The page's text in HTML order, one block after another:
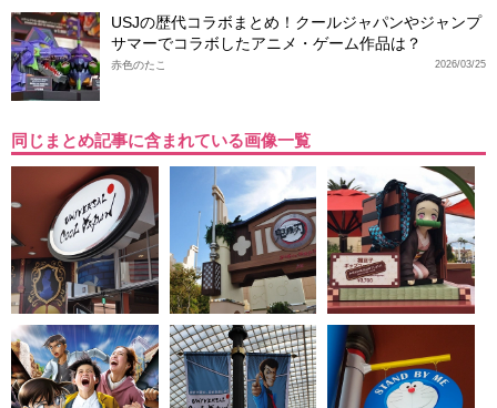
USJの歴代コラボまとめ！クールジャパンやジャンプ
サマーでコラボしたアニメ・ゲーム作品は？
2026/03/25
赤色のたこ
同じまとめ記事に含まれている画像一覧